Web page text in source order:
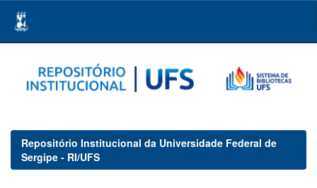
navigation
Repositório Institucional da Universidade Federal de
Sergipe - RI/UFS